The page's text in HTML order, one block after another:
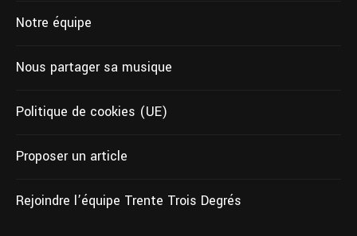
Notre équipe
Nous partager sa musique
Politique de cookies (UE)
Proposer un article
Rejoindre l’équipe Trente Trois Degrés